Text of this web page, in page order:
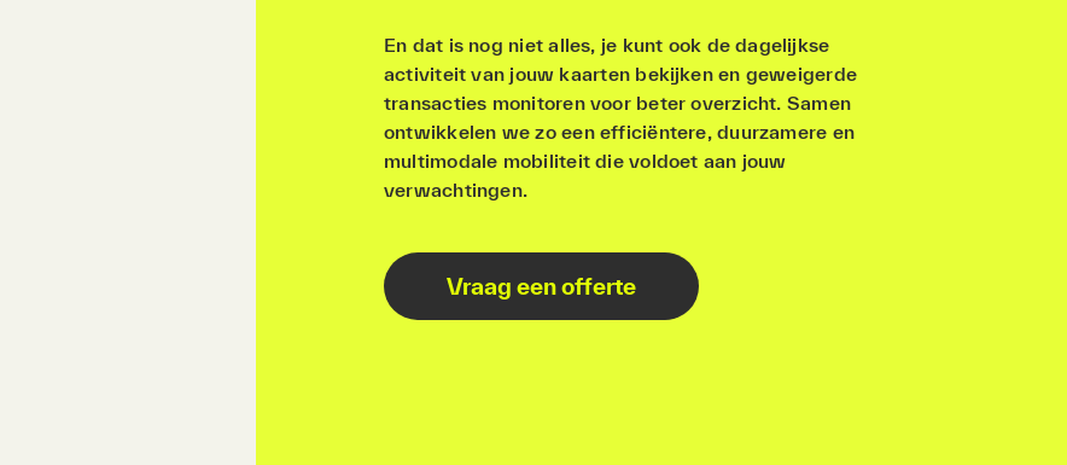
En dat is nog niet alles, je kunt ook de dagelijkse
activiteit van jouw kaarten bekijken en geweigerde
transacties monitoren voor beter overzicht. Samen
ontwikkelen we zo een efficiëntere, duurzamere en
multimodale mobiliteit die voldoet aan jouw
verwachtingen.
Vraag een offerte